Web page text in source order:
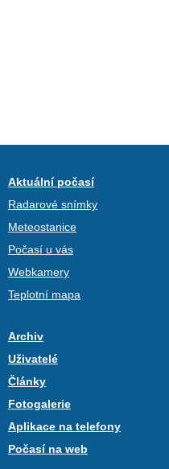
Aktuální počasí
Radarové snímky
Meteostanice
Počasí u vás
Webkamery
Teplotní mapa
Archiv
Uživatelé
Články
Fotogalerie
Aplikace na telefony
Počasí na web